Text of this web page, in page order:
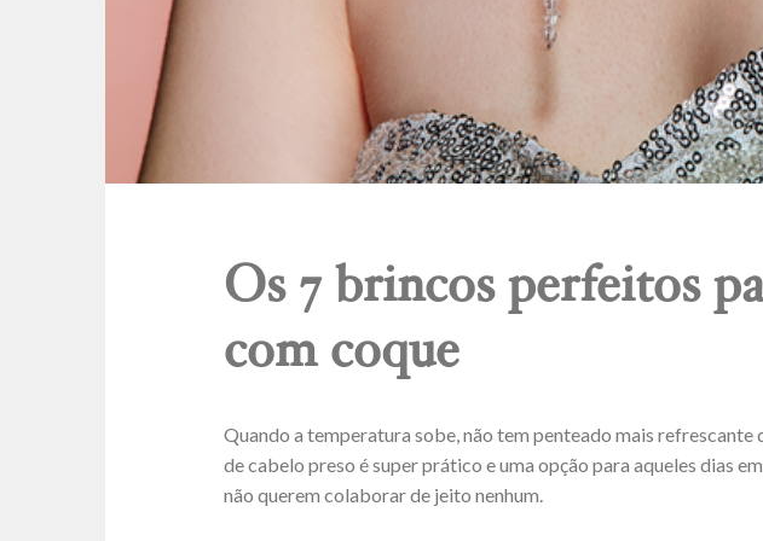
Os 7 brincos perfeitos
com coque
Quando a temperatura sobe, não tem penteado mais refrescante
de cabelo preso é super prático e uma opção para aqueles dias
não querem colaborar de jeito nenhum.